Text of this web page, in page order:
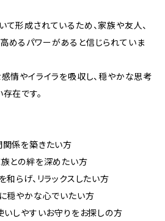
形成されているため、家族や友人、
めるパワーがあると信じられていま
情やイライラを吸収し、穏やかな思考
在です。
係を築きたい方
との絆を深めたい方
らげ、リラックスしたい方
穏やかな心でいたい方
いしやすいお守りをお探しの方